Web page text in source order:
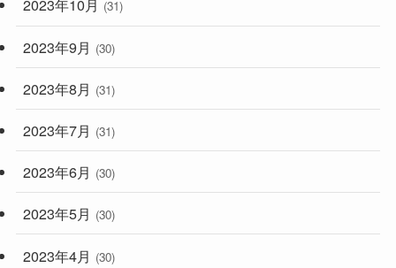
2023年10月 (31)
2023年9月 (30)
2023年8月 (31)
2023年7月 (31)
2023年6月 (30)
2023年5月 (30)
2023年4月 (30)